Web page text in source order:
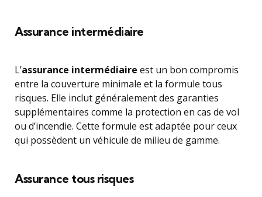
Assurance intermédiaire
L’assurance intermédiaire est un bon compromis
entre la couverture minimale et la formule tous
risques. Elle inclut généralement des garanties
supplémentaires comme la protection en cas de vol
ou d’incendie. Cette formule est adaptée pour ceux
qui possèdent un véhicule de milieu de gamme.
Assurance tous risques